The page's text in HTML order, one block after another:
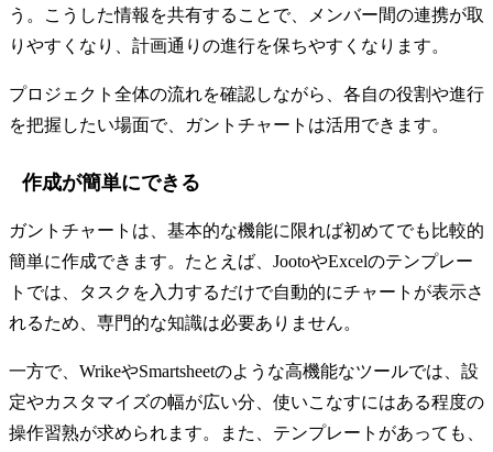
う。こうした情報を共有することで、メンバー間の連携が取
りやすくなり、計画通りの進行を保ちやすくなります。
プロジェクト全体の流れを確認しながら、各自の役割や進行
を把握したい場面で、ガントチャートは活用できます。
作成が簡単にできる
ガントチャートは、基本的な機能に限れば初めてでも比較的
簡単に作成できます。たとえば、JootoやExcelのテンプレー
トでは、タスクを入力するだけで自動的にチャートが表示さ
れるため、専門的な知識は必要ありません。
一方で、WrikeやSmartsheetのような高機能なツールでは、設
定やカスタマイズの幅が広い分、使いこなすにはある程度の
操作習熟が求められます。また、テンプレートがあっても、